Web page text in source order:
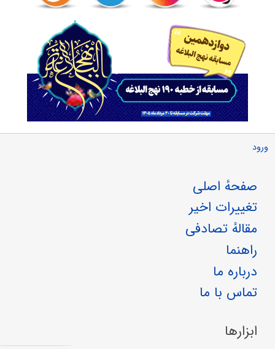
ورود
صفحهٔ اصلی
تغییرات اخیر
مقالهٔ تصادفی
راهنما
درباره ما
تماس با ما
ابزارها